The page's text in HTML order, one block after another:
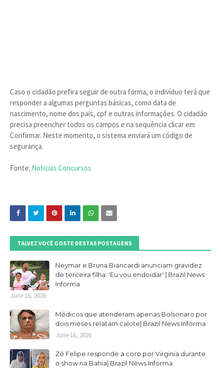
Caso o cidadão prefira seguir de outra forma, o indivíduo terá que
responder a algumas perguntas básicas, como data de
nascimento, nome dos pais, cpf e outras informações. O cidadão
precisa preencher todos os campos e na sequência clicar em
Confirmar. Neste momento, o sistema enviará um código de
segurança.
Fonte: Noticias Concursos
TALVEZ VOCÊ GOSTE DESTAS POSTAGENS
Neymar e Bruna Biancardi anunciam gravidez
de terceira filha: 'Eu vou endoidar' | Brazil News
Informa
June 16, 2026
Médicos que atenderam apenas Bolsonaro por
dois meses relatam calote| Brazil News Informa
June 16, 2026
Zé Felipe responde a coro por Virginia durante
o show na Bahia| Brazil News Informa